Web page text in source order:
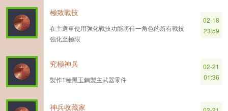
極致戰技
在主選單使用強化戰技功能將任一角色的所有戰技
強化至極限
02-18
23:59
究極神兵
製作1種黑玉鋼製主武器零件
02-21
01:36
神兵收藏家